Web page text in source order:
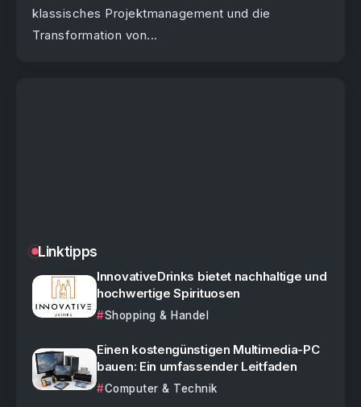
klassisches Projektmanagement und die
Transformation von...
Linktipps
InnovativeDrinks bietet nachhaltige und
hochwertige Spirituosen
Shopping & Handel
Einen kostengünstigen Multimedia-PC
bauen: Ein umfassender Leitfaden
Computer & Technik